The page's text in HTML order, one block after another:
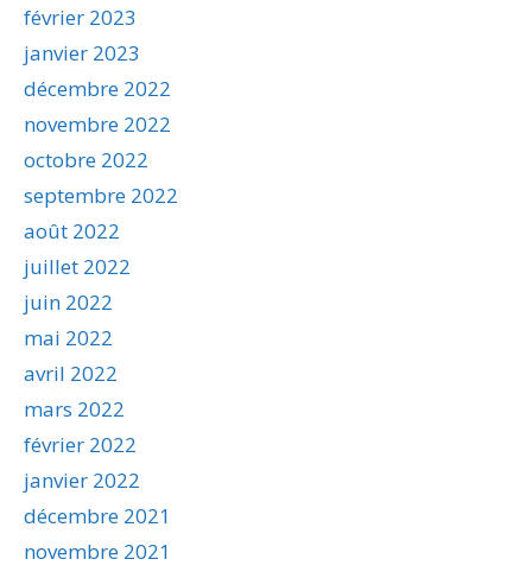
février 2023
janvier 2023
décembre 2022
novembre 2022
octobre 2022
septembre 2022
août 2022
juillet 2022
juin 2022
mai 2022
avril 2022
mars 2022
février 2022
janvier 2022
décembre 2021
novembre 2021